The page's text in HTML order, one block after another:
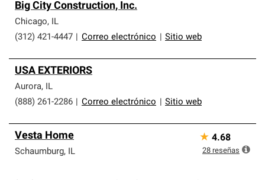
Big City Construction, Inc.
Chicago, IL
(312) 421-4447
Correo electrónico Sitio web
USA EXTERIORS
Aurora, IL
(888) 261-2286
Correo electrónico Sitio web
Vesta Home
Schaumburg, IL
★ 4.68
28 reseñas